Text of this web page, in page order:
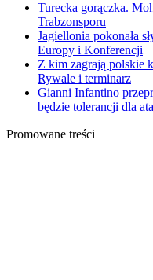
Turecka gorączka.
Trabzonsporu
Jagiellonia pokonała
Europy i Konferencji
Z kim zagrają polskie
Rywale i terminarz
Gianni Infantino
będzie tolerancji dla
Promowane treści